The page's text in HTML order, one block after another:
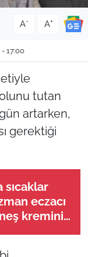
A- A+
17:00
tutan
artarken,
gerektiği
sıcaklar
eczacı
kremini